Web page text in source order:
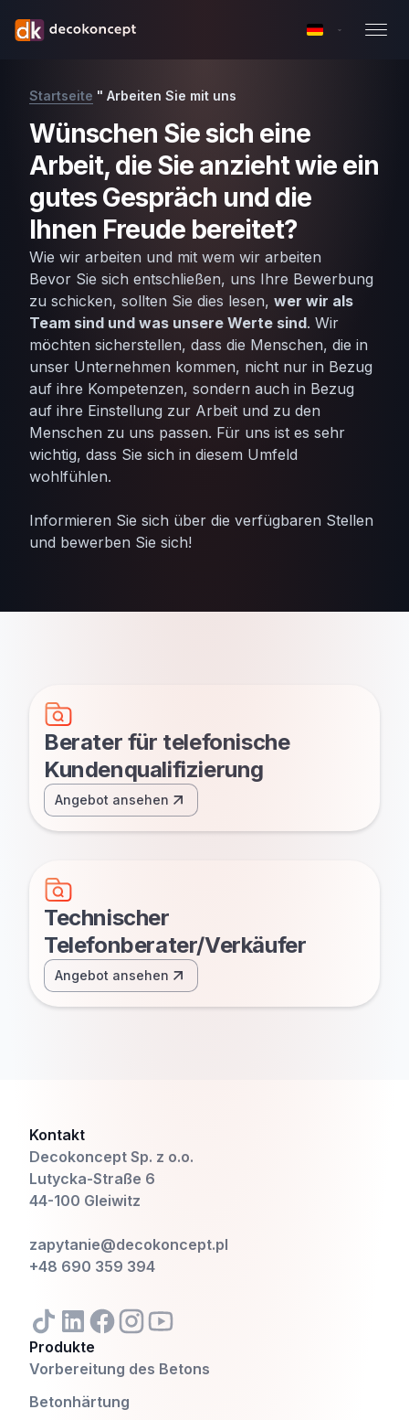
Startseite " Arbeiten Sie mit uns
Wünschen Sie sich eine
Arbeit, die Sie anzieht wie ein
gutes Gespräch und die
Ihnen Freude bereitet?
Wie wir arbeiten und mit wem wir arbeiten
Bevor Sie sich entschließen, uns Ihre Bewerbung
zu schicken, sollten Sie dies lesen, wer wir als
Team sind und was unsere Werte sind. Wir
möchten sicherstellen, dass die Menschen, die in
unser Unternehmen kommen, nicht nur in Bezug
auf ihre Kompetenzen, sondern auch in Bezug
auf ihre Einstellung zur Arbeit und zu den
Menschen zu uns passen. Für uns ist es sehr
wichtig, dass Sie sich in diesem Umfeld
wohlfühlen.
Informieren Sie sich über die verfügbaren Stellen
und bewerben Sie sich!
Berater für telefonische
Kundenqualifizierung
Angebot ansehen
Technischer
Telefonberater/Verkäufer
Angebot ansehen
Kontakt
Decokoncept Sp. z o.o.
Lutycka-Straße 6
44-100 Gleiwitz
zapytanie@decokoncept.pl
+48 690 359 394
Produkte
Vorbereitung des Betons
Betonhärtung